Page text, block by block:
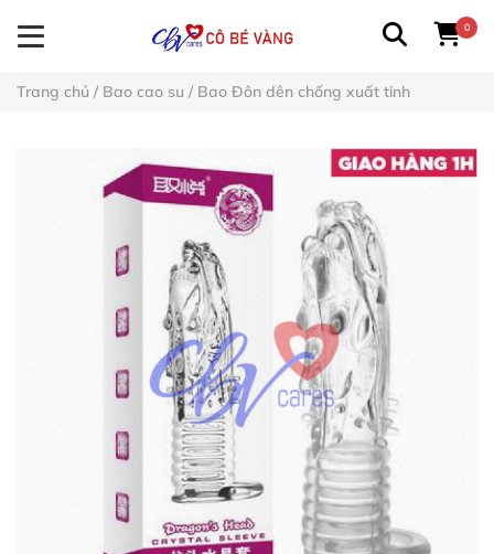
0
Trang chủ / Bao cao su / Bao Đôn dên chống xuất tinh